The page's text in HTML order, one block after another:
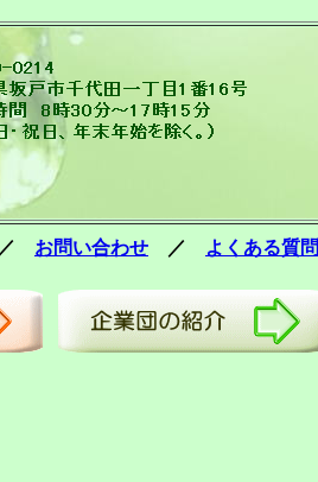
お問い合わせ ／ よくある質問